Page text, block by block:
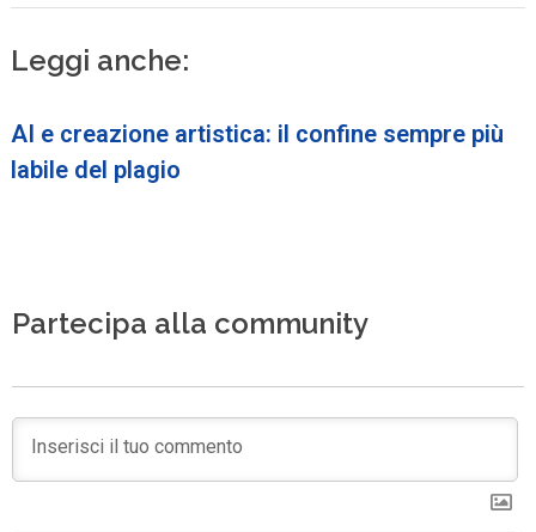
Leggi anche:
AI e creazione artistica: il confine sempre più
labile del plagio
Partecipa alla community